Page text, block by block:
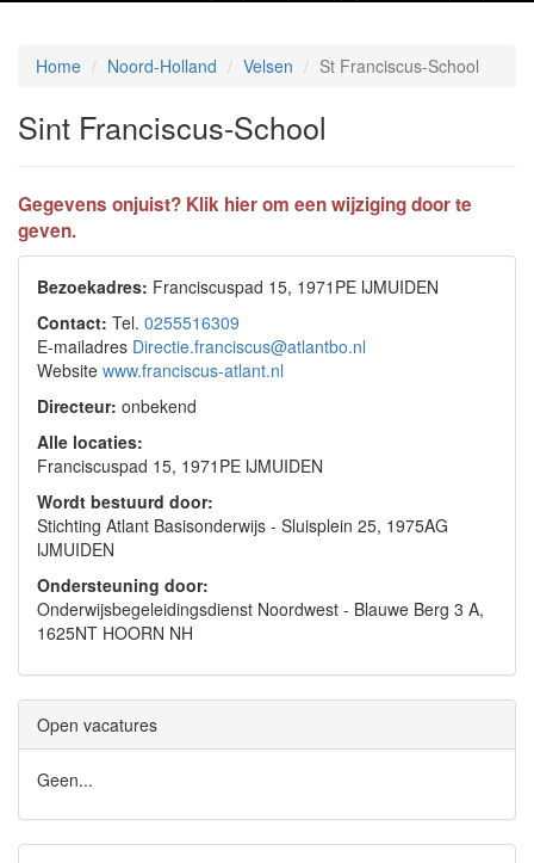
Home Noord-Holland Velsen St Franciscus-School
Sint Franciscus-School
Gegevens onjuist? Klik hier om een wijziging door te
geven.
Bezoekadres: Franciscuspad 15, 1971PE IJMUIDEN
Contact: Tel. 0255516309
E-mailadres Directie.franciscus@atlantbo.nl
Website www.franciscus-atlant.nl
Directeur: onbekend
Alle locaties:
Franciscuspad 15, 1971PE IJMUIDEN
Wordt bestuurd door:
Stichting Atlant Basisonderwijs - Sluisplein 25, 1975AG
IJMUIDEN
Ondersteuning door:
Onderwijsbegeleidingsdienst Noordwest - Blauwe Berg 3 A,
1625NT HOORN NH
Open vacatures
Geen...